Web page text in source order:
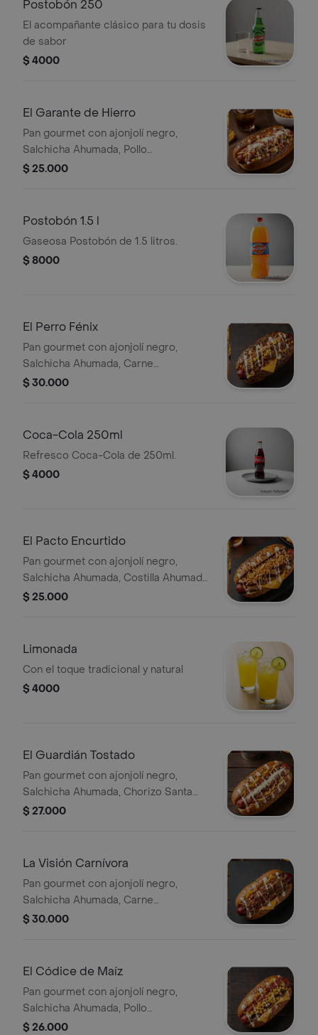
Postobón 250
El acompañante clásico para tu dosis
de sabor
$ 4000
El Garante de Hierro
Pan gourmet con ajonjolí negro,
Salchicha Ahumada, Pollo
desmechado, Maíz, Champiñón,
$ 25.000
Postobón 1.5 l
Gaseosa Postobón de 1.5 litros.
$ 8000
El Perro Fénix
Pan gourmet con ajonjolí negro,
Salchicha Ahumada, Carne
desmechada, Pollo desmechado,
$ 30.000
Coca-Cola 250ml
Refresco Coca-Cola de 250ml.
$ 4000
El Pacto Encurtido
Pan gourmet con ajonjolí negro,
Salchicha Ahumada, Costilla Ahumada,
Pepinillos, Cebolla crispy, Queso
$ 25.000
Limonada
Con el toque tradicional y natural
$ 4000
El Guardián Tostado
Pan gourmet con ajonjolí negro,
Salchicha Ahumada, Chorizo Santa
rosano, Tocineta, Papa chip, Queso
$ 27.000
La Visión Carnívora
Pan gourmet con ajonjolí negro,
Salchicha Ahumada, Carne
desmechada, Costillas Ahumadas,
$ 30.000
El Códice de Maíz
Pan gourmet con ajonjolí negro,
Salchicha Ahumada, Pollo
desmechado, Extra maíz, Champiñón,
$ 26.000